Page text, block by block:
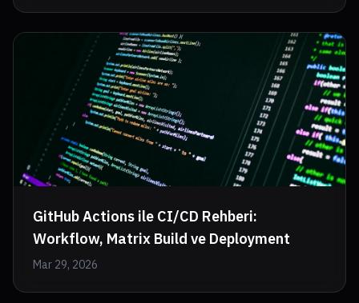
GitHub Actions ile CI/CD Rehberi:
Workflow, Matrix Build ve Deployment
Mar 29, 2026